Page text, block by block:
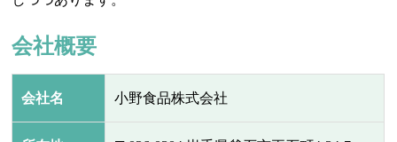
会社概要
会社名 小野食品株式会社